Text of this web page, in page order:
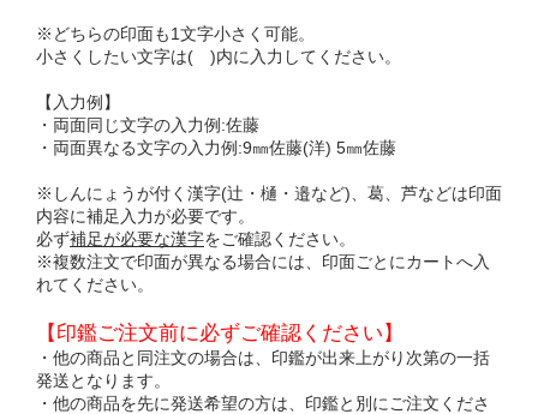
※どちらの印面も1文字小さく可能。
小さくしたい文字は( )内に入力してください。
【入力例】
・両面同じ文字の入力例:佐藤
・両面異なる文字の入力例:9㎜佐藤(洋) 5㎜佐藤
※しんにょうが付く漢字(辻・樋・邉など)、葛、芦などは印面
内容に補足入力が必要です。
必ず補足が必要な漢字をご確認ください。
※複数注文で印面が異なる場合には、印面ごとにカートへ入
れてください。
【印鑑ご注文前に必ずご確認ください】
・他の商品と同注文の場合は、印鑑が出来上がり次第の一括
発送となります。
・他の商品を先に発送希望の方は、印鑑と別にご注文くださ